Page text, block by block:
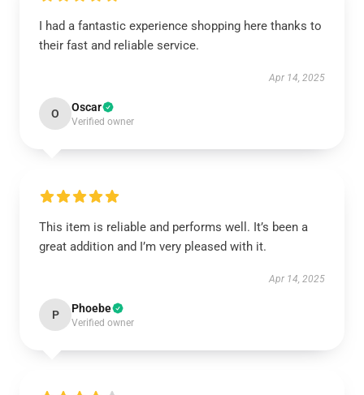
I had a fantastic experience shopping here thanks to
their fast and reliable service.
Apr 14, 2025
O Oscar
Verified owner
This item is reliable and performs well. It’s been a
great addition and I’m very pleased with it.
Apr 14, 2025
P Phoebe
Verified owner